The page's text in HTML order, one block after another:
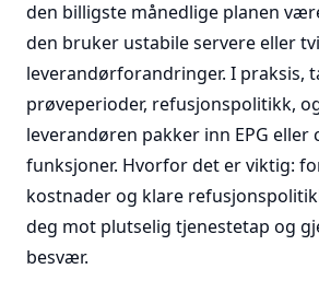
den billigste månedlige planen
den bruker ustabile servere eller
leverandørforandringer. I praksis,
prøveperioder, refusjonspolitikk,
leverandøren pakker inn EPG eller
funksjoner. Hvorfor det er viktig:
kostnader og klare
deg mot plutselig tjenestetap og
besvær.